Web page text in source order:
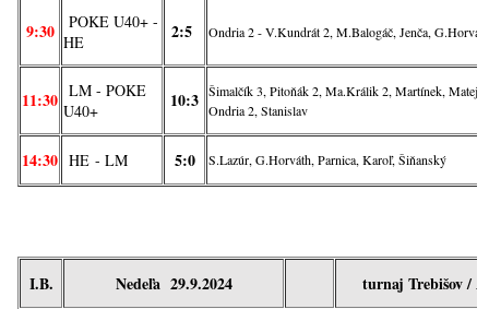
9:30
POKE U40+ -
HE
2:5 Ondria 2 - V.Kundrát 2, M.Balogáč, Jenča, G.Horváth
11:30 LM - POKE
U40+
10:3 Šimalčík 3, Pitoňák 2, Ma.Králik 2, Martínek,
Ondria 2, Stanislav
14:30 HE - LM 5:0 S.Lazúr, G.Horváth, Parnica, Karoľ, Šiňanský
I.B. Nedeľa 29.9.2024 turnaj Trebišov /